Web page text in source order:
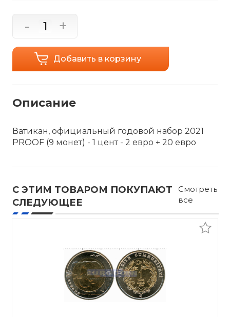
- +
Добавить в корзину
Описание
Ватикан, официальный годовой набор 2021
PROOF (9 монет) - 1 цент - 2 евро + 20 евро
С ЭТИМ ТОВАРОМ ПОКУПАЮТ
СЛЕДУЮЩЕЕ
Смотреть
все